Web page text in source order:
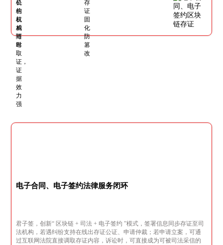
电子合同、电子签约法律服务闭环
君子签，创新“ 区块链 + 司法 + 电子签约 ”模式，签署信息同步存证至司
法机构，若遇纠纷支持在线出存证公证、申请仲裁；若申请立案，可通
过互联网法院直接调取存证内容，诉讼时，可直接成为可被司法采信的